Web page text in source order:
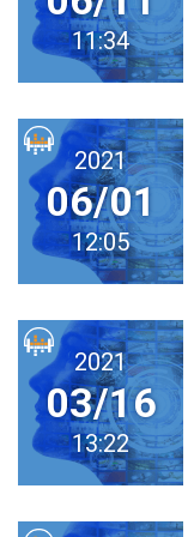
11:34
2021
06/01
12:05
2021
03/16
13:22